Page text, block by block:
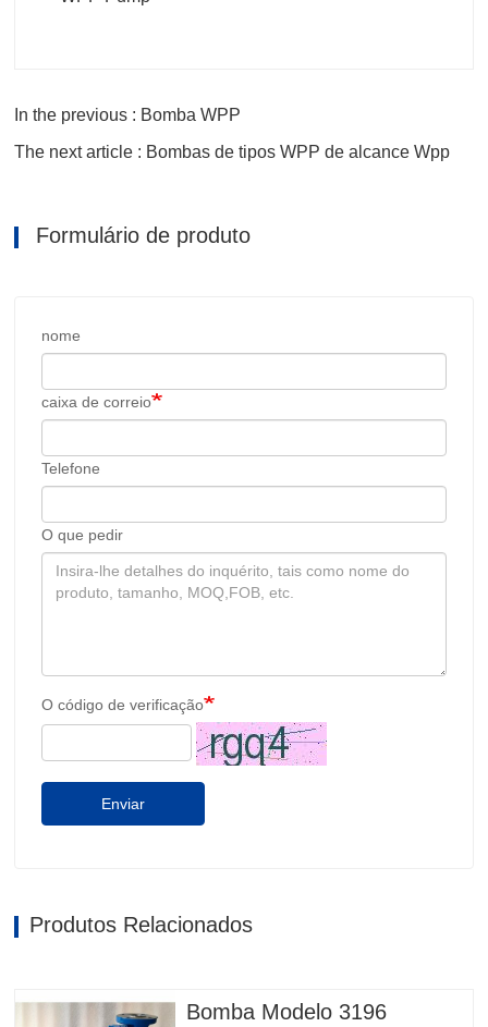
In the previous : Bomba WPP
The next article : Bombas de tipos WPP de alcance Wpp
Formulário de produto
nome
caixa de correio
Telefone
O que pedir
O código de verificação
Enviar
Produtos Relacionados
Bomba Modelo 3196